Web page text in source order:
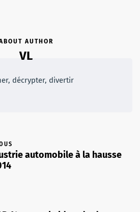
AUTHOR
VL
décrypter, divertir
automobile à la hausse